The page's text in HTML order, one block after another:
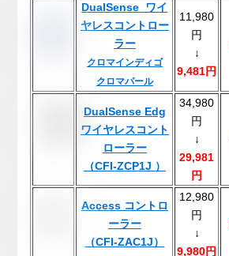
DualSense ワイ
ヤレスコントロー
ラー
クロマインディゴ
クロマパール
11,980
円
↓
9,481円
DualSense Edg
ワイヤレスコント
ローラー
（CFI-ZCP1J ）
34,980
円
↓
29,981
円
Access コントロ
ーラー
（CFI-ZAC1J）
12,980
円
↓
9,980円